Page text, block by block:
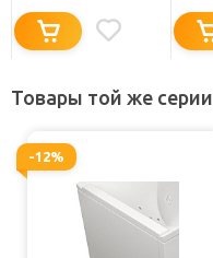
Товары той же серии
-12%